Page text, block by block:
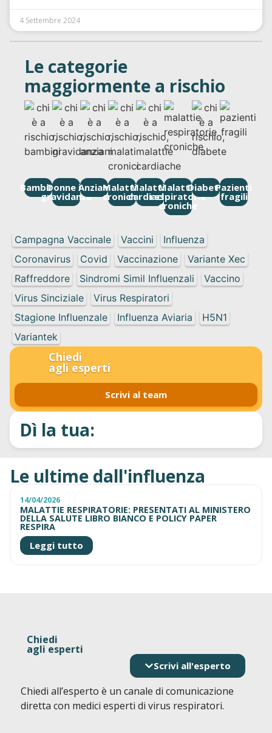
Campagna Vaccinale Vaccini
Influenza
Coronavirus
Covid Vaccinazione
Variante Xec
Raffreddore
Sindromi Simil Influenzali
Vaccino
Virus Sinciziale
Virus Respiratori
Stagione Influenzale
Influenza Aviaria
H5N1
Variantek
Chiedi
agli esperti
Scrivi al team
Dì la tua:
4 Settembre 2024
Le categorie
maggiormente a rischio
BambiniDonne in
gravidanza
AnzianiMalattie
croniche
Malattie
cardiache
Malattie
respiratorie
croniche
DiabetePazienti
fragili
Le ultime dall'influenza
14/04/2026
MALATTIE RESPIRATORIE: PRESENTATI AL MINISTERO
DELLA SALUTE LIBRO BIANCO E POLICY PAPER
RESPIRA
Leggi tutto
Chiedi
agli esperti
Scrivi all'esperto
Chiedi all’esperto è un canale di comunicazione
diretta con medici esperti di virus respiratori.